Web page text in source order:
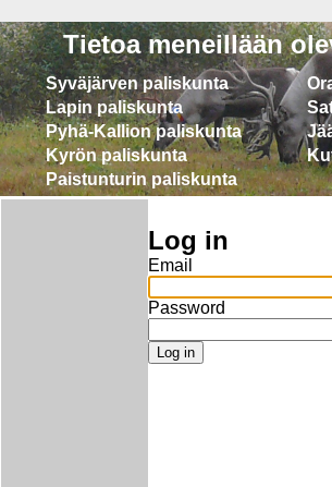
Tietoa meneillään
Syväjärven paliskunta
Lapin paliskunta
Pyhä-Kallion paliskunta
Kyrön paliskunta
Paistunturin paliskunta
Log in
Email
Password